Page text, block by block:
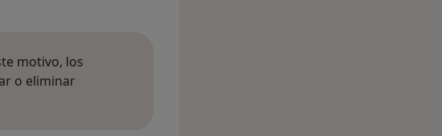
motivo, los
o eliminar